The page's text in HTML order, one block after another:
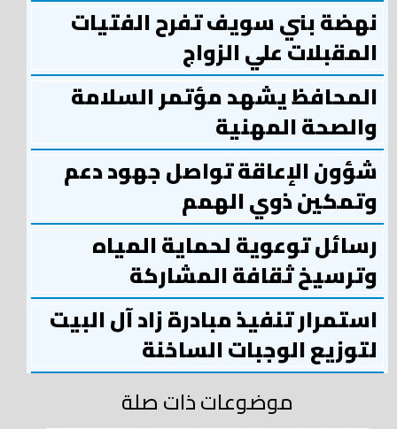
نهضة بني سويف تفرح الفتيات
المقبلات علي الزواج
المحافظ يشهد مؤتمر السلامة
والصحة المهنية
شؤون الإعاقة تواصل جهود دعم
وتمكين ذوي الهمم
رسائل توعوية لحماية المياه
وترسيخ ثقافة المشاركة
استمرار تنفيذ مبادرة زاد آل البيت
لتوزيع الوجبات الساخنة
موضوعات ذات صلة